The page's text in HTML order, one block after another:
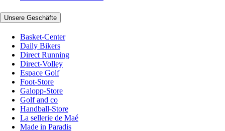
Unsere Geschäfte
Basket-Center
Daily Bikers
Direct Running
Direct-Volley
Espace Golf
Foot-Store
Galopp-Store
Golf and co
Handball-Store
La sellerie de Maé
Made in Paradis